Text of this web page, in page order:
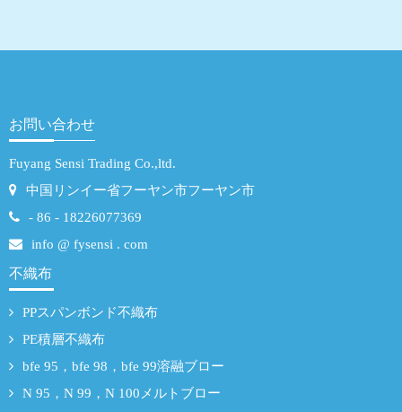
お問い合わせ
Fuyang Sensi Trading Co.,ltd.
中国リンイー省フーヤン市フーヤン市
- 86 - 18226077369
info @ fysensi . com
不織布
PPスパンボンド不織布
PE積層不織布
bfe 95，bfe 98，bfe 99溶融ブロー
N 95，N 99，N 100メルトブロー